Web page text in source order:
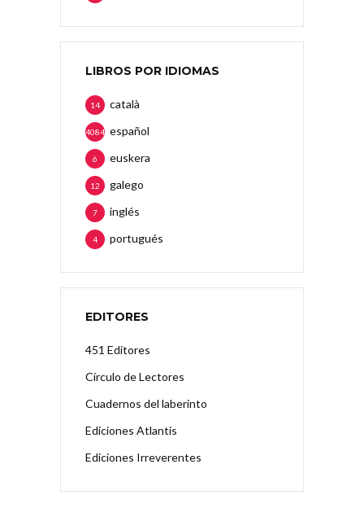
LIBROS POR IDIOMAS
català
14
español
4084
euskera
6
galego
12
inglés
7
portugués
4
EDITORES
451 Editores
Círculo de Lectores
Cuadernos del laberinto
Ediciones Atlantis
Ediciones Irreverentes